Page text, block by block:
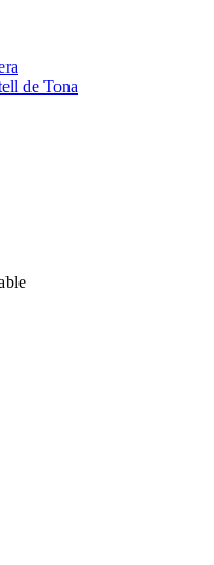
de Tona